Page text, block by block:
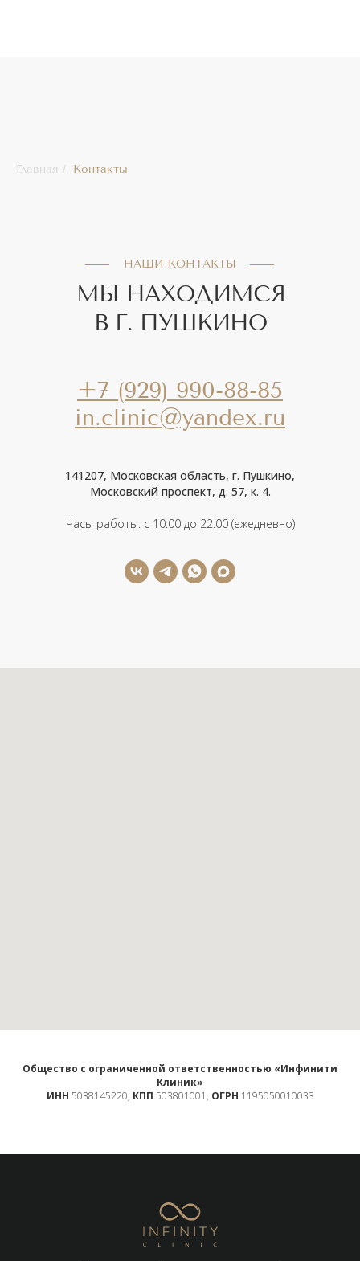
Главная / Контакты
МЫ НАХОДИМСЯ
В Г. ПУШКИНО
НАШИ КОНТАКТЫ
+7 (929) 990-88-85
in.clinic@yandex.ru
141207, Московская область, г. Пушкино,
Московский проспект, д. 57, к. 4.
Часы работы: с 10:00 до 22:00 (ежедневно)
Общество с ограниченной ответственностью «Инфинити
Клиник»
ИНН 5038145220, КПП 503801001, ОГРН 1195050010033